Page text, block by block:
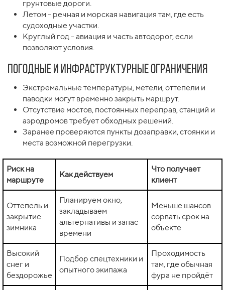
грунтовые дороги.
Летом - речная и морская навигация там, где есть
судоходные участки.
Круглый год - авиация и часть автодорог, если
позволяют условия.
Погодные и инфраструктурные ограничения
Экстремальные температуры, метели, оттепели и
паводки могут временно закрыть маршрут.
Отсутствие мостов, постоянных переправ, станций и
аэродромов требует обходных решений.
Заранее проверяются пункты дозаправки, стоянки и
места возможной перегрузки.
Риск на
маршруте
Как действуем
Что получает
клиент
Оттепель и
закрытие
зимника
Планируем окно,
закладываем
альтернативы и запас
времени
Меньше шансов
сорвать срок на
объекте
Высокий
снег и
бездорожье
Подбор спецтехники и
опытного экипажа
Проходимость
там, где обычная
фура не пройдёт